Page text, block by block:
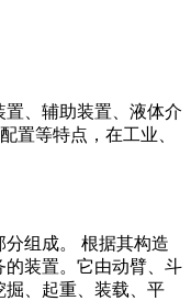
、辅助装置、液体介
置等特点，在工业、
组成。 根据其构造
装置。它由动臂、斗
掘、起重、装载、平